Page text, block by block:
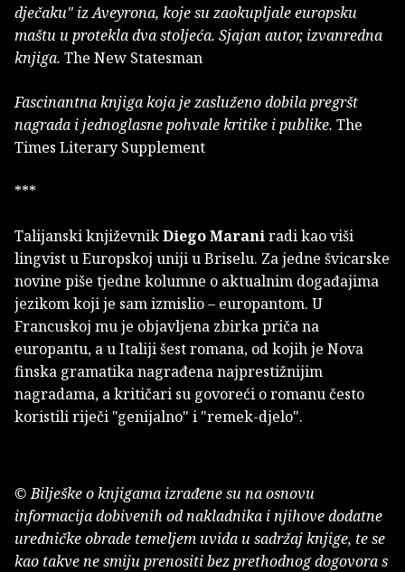
dječaku" iz Aveyrona, koje su zaokupljale europsku
maštu u protekla dva stoljeća. Sjajan autor, izvanredna
knjiga. The New Statesman
Fascinantna knjiga koja je zasluženo dobila pregršt
nagrada i jednoglasne pohvale kritike i publike. The
Times Literary Supplement
***
Talijanski književnikDiego Maraniradi kao viši
lingvist u Europskoj uniji u Briselu. Za jedne švicarske
novine piše tjedne kolumne o aktualnim događajima
jezikom koji je sam izmislio – europantom. U
Francuskoj mu je objavljena zbirka priča na
europantu, a u Italiji šest romana, od kojih je Nova
finska gramatika nagrađena najprestižnijim
nagradama, a kritičari su govoreći o romanu često
koristili riječi "genijalno" i "remek-djelo".
© Bilješke o knjigama izrađene su na osnovu
informacija dobivenih od nakladnika i njihove dodatne
uredničke obrade temeljem uvida u sadržaj knjige, te se
kao takve ne smiju prenositi bez prethodnog dogovora s